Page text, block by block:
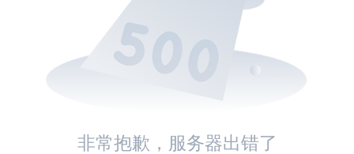
非常抱歉，服务器出错了